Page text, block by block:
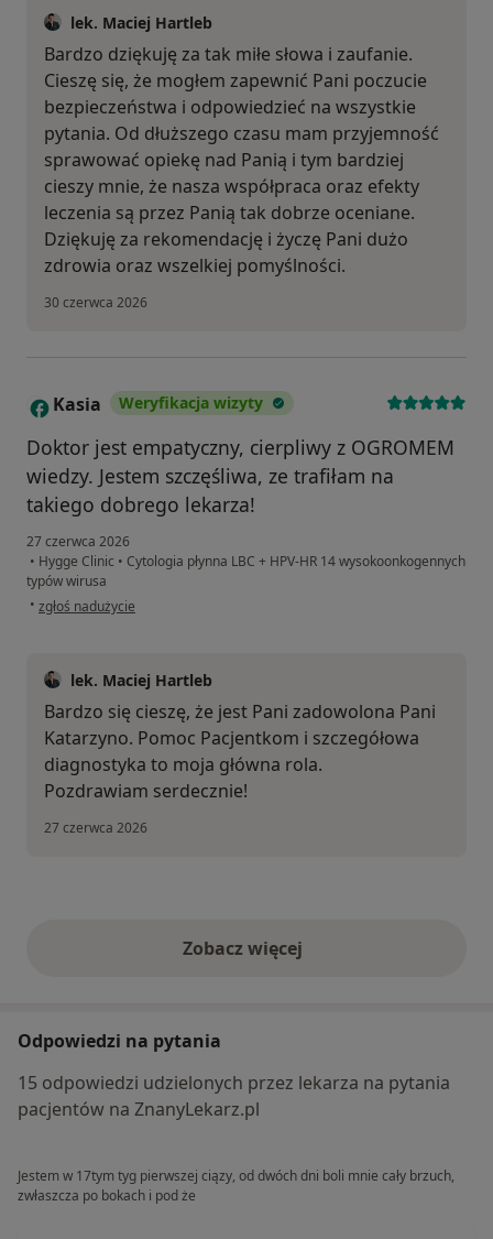
lek. Maciej Hartleb
Bardzo dziękuję za tak miłe słowa i zaufanie.
Cieszę się, że mogłem zapewnić Pani poczucie
bezpieczeństwa i odpowiedzieć na wszystkie
pytania. Od dłuższego czasu mam przyjemność
sprawować opiekę nad Panią i tym bardziej
cieszy mnie, że nasza współpraca oraz efekty
leczenia są przez Panią tak dobrze oceniane.
Dziękuję za rekomendację i życzę Pani dużo
zdrowia oraz wszelkiej pomyślności.
30 czerwca 2026
K Kasia Weryfikacja wizyty
Doktor jest empatyczny, cierpliwy z OGROMEM
wiedzy. Jestem szczęśliwa, ze trafiłam na
takiego dobrego lekarza!
27 czerwca 2026
• Hygge Clinic • Cytologia płynna LBC + HPV-HR 14 wysokoonkogennych
typów wirusa
• w opinii użytkownika Kasia
zgłoś nadużycie
lek. Maciej Hartleb
Bardzo się cieszę, że jest Pani zadowolona Pani
Katarzyno. Pomoc Pacjentkom i szczegółowa
diagnostyka to moja główna rola.
Pozdrawiam serdecznie!
27 czerwca 2026
Zobacz więcejopinie powyżej
Odpowiedzi na pytania
15 odpowiedzi udzielonych przez lekarza na pytania
pacjentów na ZnanyLekarz.pl
Jestem w 17tym tyg pierwszej ciązy, od dwóch dni boli mnie cały brzuch,
zwłaszcza po bokach i pod że